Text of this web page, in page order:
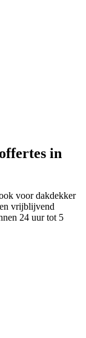
in
voor dakdekker
vrijblijvend
24 uur tot 5